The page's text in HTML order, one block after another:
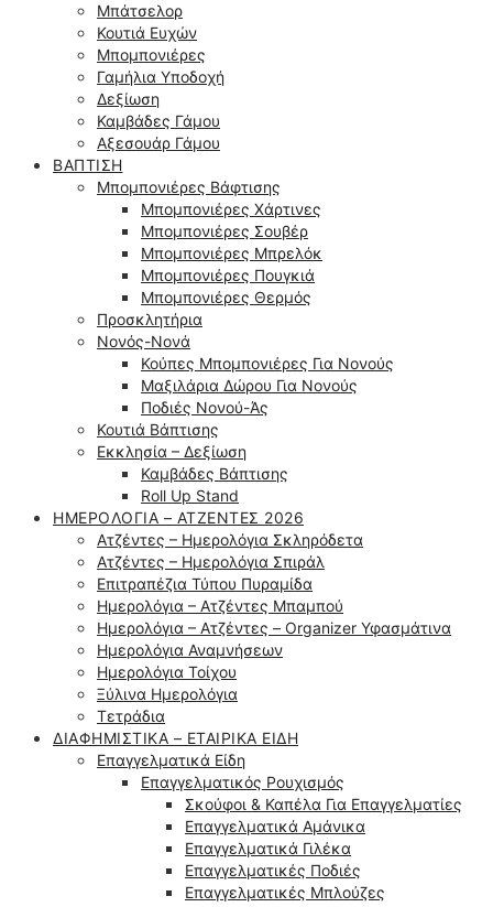
Μπάτσελορ
Κουτιά Ευχών
Μπομπονιέρες
Γαμήλια Υποδοχή
Δεξίωση
Καμβάδες Γάμου
Αξεσουάρ Γάμου
ΒΆΠΤΙΣΗ
Μπομπονιέρες Βάφτισης
Μπομπονιέρες Χάρτινες
Μπομπονιέρες Σουβέρ
Μπομπονιέρες Μπρελόκ
Μπομπονιέρες Πουγκιά
Μπομπονιέρες Θερμός
Προσκλητήρια
Νονός-Νονά
Κούπες Μπομπονιέρες Για Νονούς
Μαξιλάρια Δώρου Για Νονούς
Ποδιές Νονού-Άς
Κουτιά Βάπτισης
Εκκλησία – Δεξίωση
Καμβάδες Βάπτισης
Roll Up Stand
ΗΜΕΡΟΛΌΓΙΑ – ΑΤΖΈΝΤΕΣ 2026
Ατζέντες – Ημερολόγια Σκληρόδετα
Ατζέντες – Ημερολόγια Σπιράλ
Επιτραπέζια Τύπου Πυραμίδα
Ημερολόγια – Ατζέντες Μπαμπού
Ημερολόγια – Ατζέντες – Organizer Υφασμάτινα
Ημερολόγια Αναμνήσεων
Ημερολόγια Τοίχου
Ξύλινα Ημερολόγια
Τετράδια
ΔΙΑΦΗΜΙΣΤΙΚΆ – ΕΤΑΙΡΙΚΆ ΕΊΔΗ
Επαγγελματικά Είδη
Επαγγελματικός Ρουχισμός
Σκούφοι & Καπέλα Για Επαγγελματίες
Επαγγελματικά Αμάνικα
Επαγγελματικά Γιλέκα
Επαγγελματικές Ποδιές
Επαγγελματικές Μπλούζες